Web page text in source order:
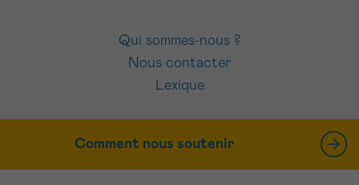
Qui sommes-nous ?
Nous contacter
Lexique
Comment nous soutenir